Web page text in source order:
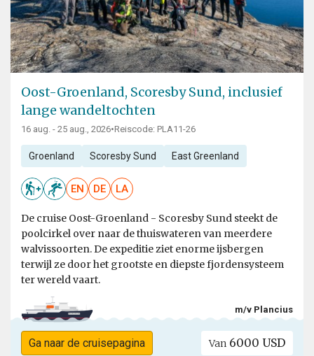
Oost-Groenland, Scoresby Sund, inclusief
lange wandeltochten
16 aug. - 25 aug., 2026•Reiscode: PLA11-26
Groenland Scoresby Sund East Greenland
EN DE LA
De cruise Oost-Groenland - Scoresby Sund steekt de
poolcirkel over naar de thuiswateren van meerdere
walvissoorten. De expeditie ziet enorme ijsbergen
terwijl ze door het grootste en diepste fjordensysteem
ter wereld vaart.
m/v Plancius
Ga naar de cruisepagina Van 6000 USD